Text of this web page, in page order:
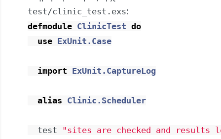
test/clinic_test.exs:
defmodule ClinicTest do
use ExUnit.Case
import ExUnit.CaptureLog
alias Clinic.Scheduler
test
"sites are checked and results